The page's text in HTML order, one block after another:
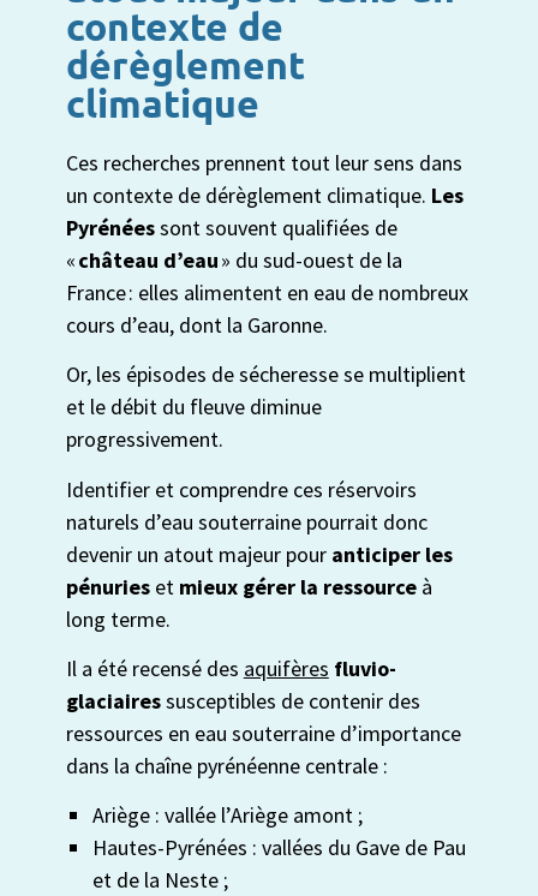
contexte de
dérèglement
climatique
Ces recherches prennent tout leur sens dans
un contexte de dérèglement climatique. Les
Pyrénéessont souvent qualifiées de
«château d’eau» du sud-ouest de la
France : elles alimentent en eau de nombreux
cours d’eau, dont la Garonne.
Or, les épisodes de sécheresse se multiplient
et le débit du fleuve diminue
progressivement.
Identifier et comprendre ces réservoirs
naturels d’eau souterraine pourrait donc
devenir un atout majeur pour anticiper les
pénurieset mieux gérer la ressourceà
long terme.
Il a été recensé des aquifères fluvio-
glaciairessusceptibles de contenir des
ressources en eau souterraine d’importance
dans la chaîne pyrénéenne centrale :
Ariège : vallée l’Ariège amont ;
Hautes-Pyrénées : vallées du Gave de Pau
et de la Neste ;